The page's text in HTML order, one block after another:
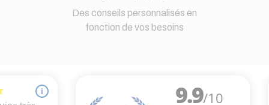
Des conseils personnalisés en
fonction de vos besoins